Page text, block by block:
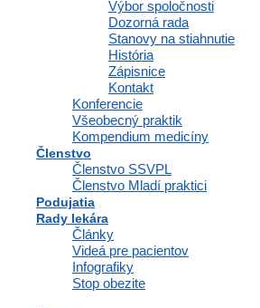
Výbor spoločnosti
Dozorná rada
Stanovy na stiahnutie
História
Zápisnice
Kontakt
Konferencie
Všeobecný praktik
Kompendium medicíny
Členstvo
Členstvo SSVPL
Členstvo Mladí praktici
Podujatia
Rady lekára
Články
Videá pre pacientov
Infografiky
Stop obezite
Polianky 5, 841 01 Bratislava
Členstvo
Osobné informácie a profil
Výhody a zľavy
Vzdelávacie materiály a odborné zdroje
Zápisnice a interné dokumenty spoločnosti
Komunikácia a správy